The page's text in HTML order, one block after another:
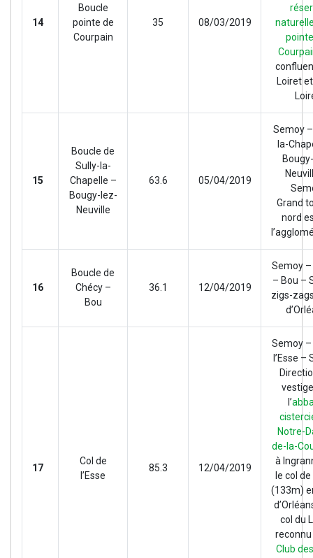
14
Boucle
pointe de
Courpain
35 08/03/2019
Loiret
15
Boucle de
Sully-la-
Chapelle –
Bougy-lez-
Neuville
63.6 05/04/2019
Semoy
la-
Grand
nord
16
Boucle de
Chécy –
Bou
36.1 12/04/2019
Semoy –
– Bou –
zigs-
17
Col de
l’Esse
85.3 12/04/2019
Semoy –
l’Esse –
l’
Notre-
de-la-
à
le col de
(133m)
col du
reconnu
Club